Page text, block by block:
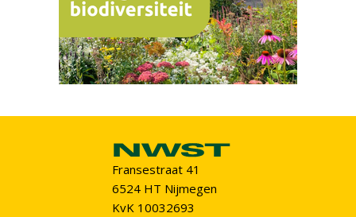
Fransestraat 41
6524 HT Nijmegen
KvK 10032693